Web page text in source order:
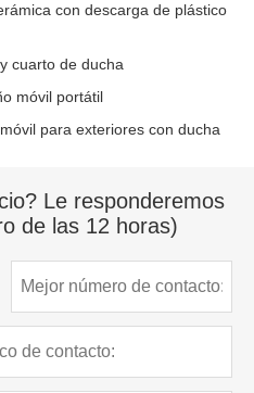
con descarga de plástico
cuarto de ducha
móvil portátil
para exteriores con ducha
Le responderemos
de las 12 horas)